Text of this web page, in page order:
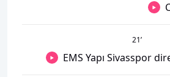
21’
EMS Yapı Sivasspor